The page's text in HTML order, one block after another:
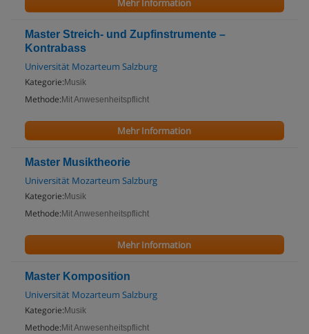
Mehr Information
Master Streich- und Zupfinstrumente –
Kontrabass
Universität Mozarteum Salzburg
Kategorie: Musik
Methode: Mit Anwesenheitspflicht
Mehr Information
Master Musiktheorie
Universität Mozarteum Salzburg
Kategorie: Musik
Methode: Mit Anwesenheitspflicht
Mehr Information
Master Komposition
Universität Mozarteum Salzburg
Kategorie: Musik
Methode: Mit Anwesenheitspflicht